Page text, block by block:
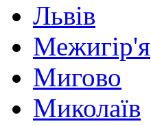
Львів
Межигір'я
Мигово
Миколаїв